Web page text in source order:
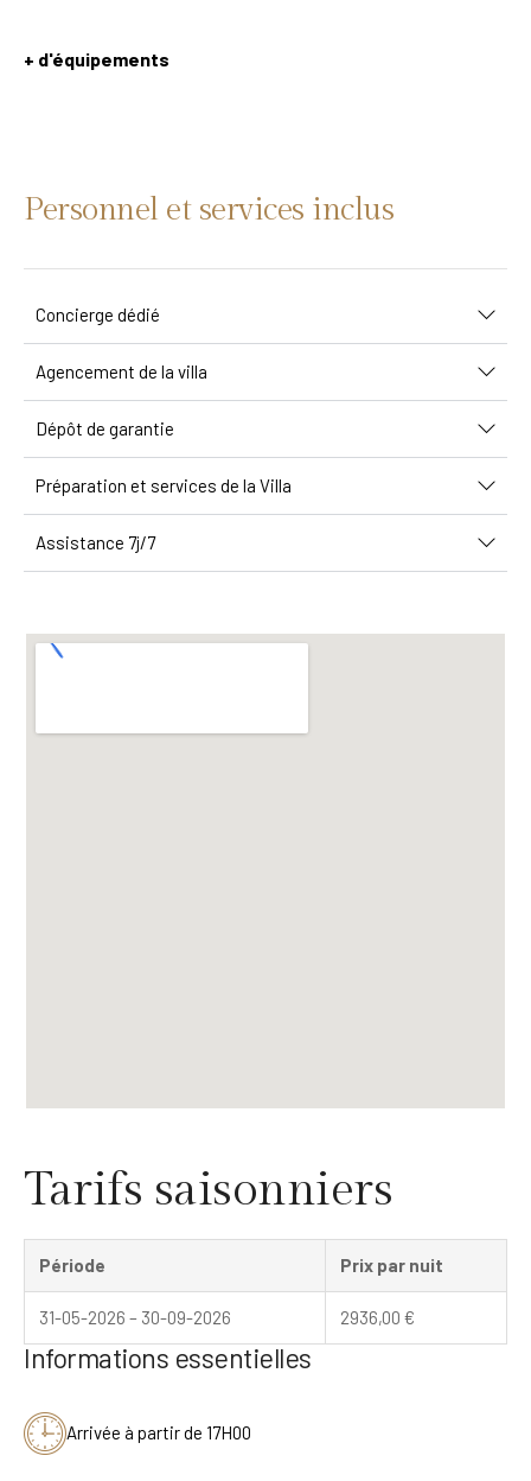
+ d'équipements
Personnel et services inclus
Concierge dédié
Agencement de la villa
Dépôt de garantie
Préparation et services de la Villa
Assistance 7j/7
Tarifs saisonniers
Période Prix par nuit
31-05-2026 – 30-09-2026 2936,00 €
Informations essentielles
Arrivée à partir de 17H00